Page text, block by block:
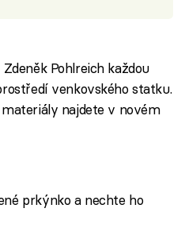
Pohlreich každou
venkovského statku.
najdete v novém
prkýnko a nechte ho